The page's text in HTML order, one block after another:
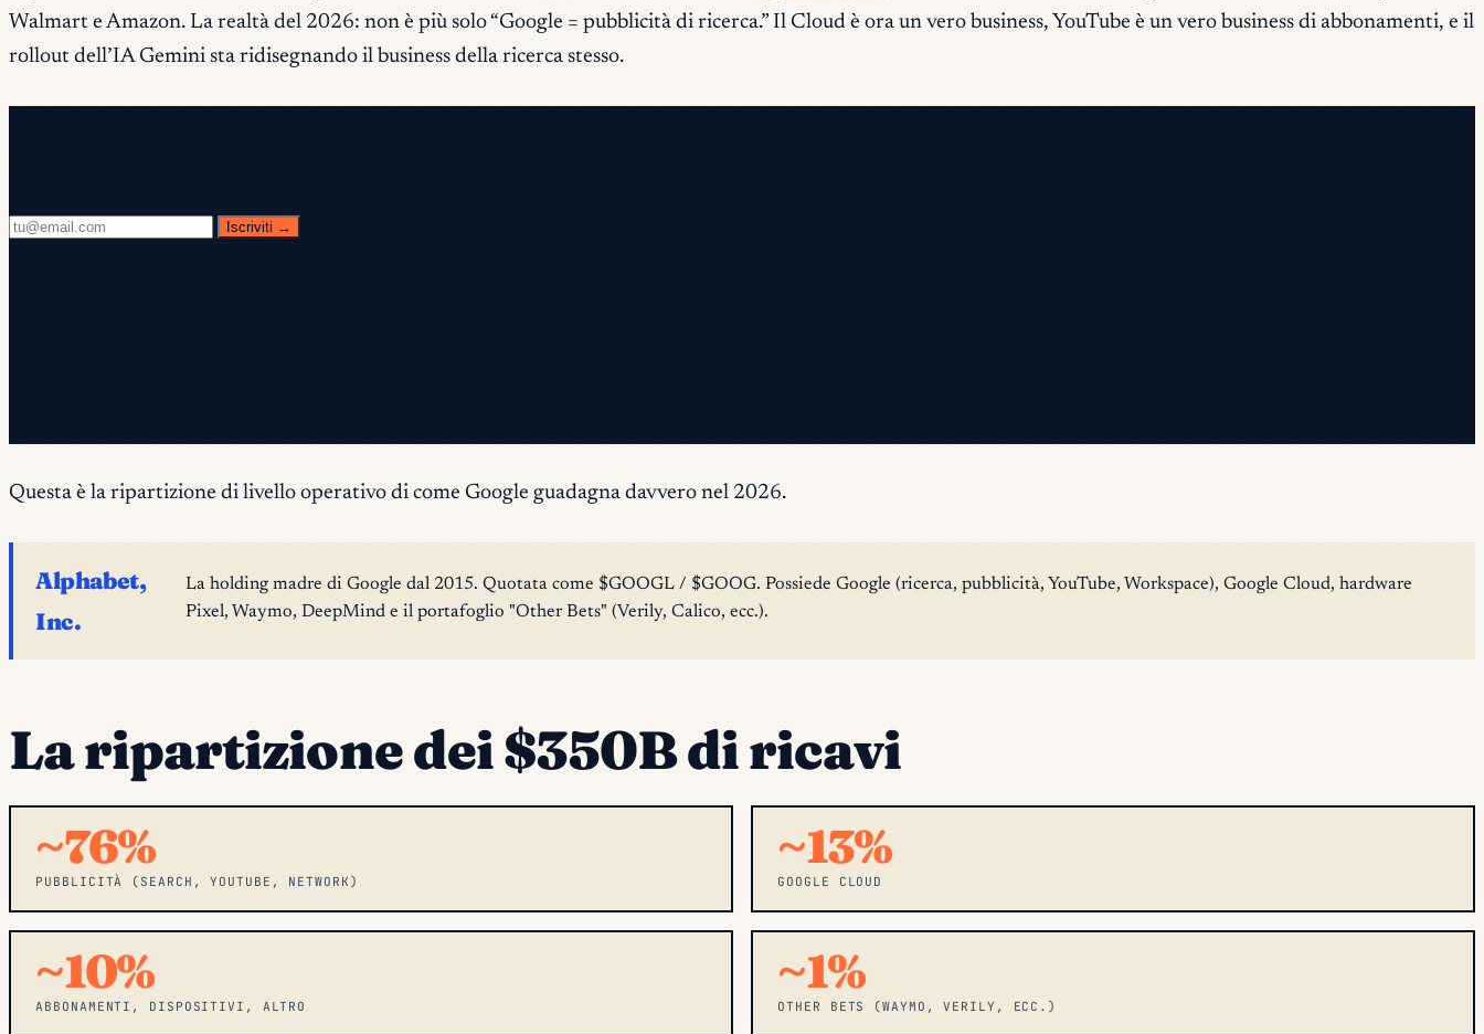
Walmart e Amazon. La realtà del 2026: non è più solo “Google = pubblicità di ricerca.” Il Cloud è ora un vero business, YouTube è un vero business di abbonamenti, e il
rollout dell’IA Gemini sta ridisegnando il business della ricerca stesso.
Iscriviti →
Questa è la ripartizione di livello operativo di come Google guadagna davvero nel 2026.
Alphabet,
Inc.
La holding madre di Google dal 2015. Quotata come $GOOGL / $GOOG. Possiede Google (ricerca, pubblicità, YouTube, Workspace), Google Cloud, hardware
Pixel, Waymo, DeepMind e il portafoglio "Other Bets" (Verily, Calico, ecc.).
La ripartizione dei $350B di ricavi
~76%
PUBBLICITÀ (SEARCH, YOUTUBE, NETWORK)
~13%
GOOGLE CLOUD
~10%
ABBONAMENTI, DISPOSITIVI, ALTRO
~1%
OTHER BETS (WAYMO, VERILY, ECC.)